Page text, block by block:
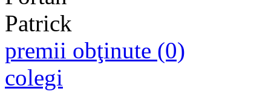
premii obţinute (0)
colegi